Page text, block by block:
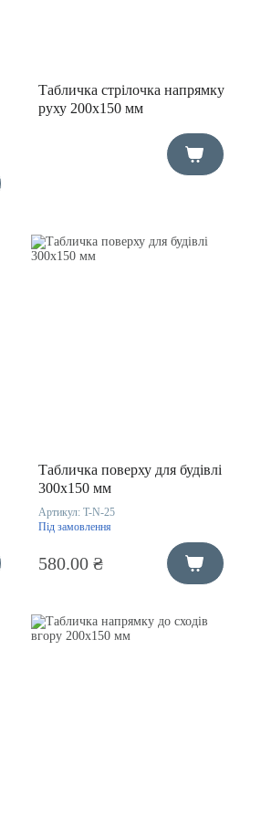
Табличка стрілочка напрямку
руху 200х150 мм
Табличка поверху для будівлі
300х150 мм
Артикул: T-N-25
Під замовлення
580.00 ₴